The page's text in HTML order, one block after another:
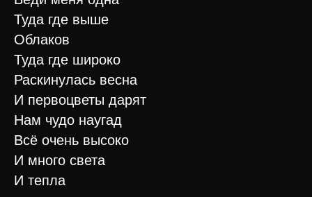
Туда где выше
Облаков
Туда где широко
Раскинулась весна
И первоцветы дарят
Нам чудо наугад
Всё очень высоко
И много света
И тепла